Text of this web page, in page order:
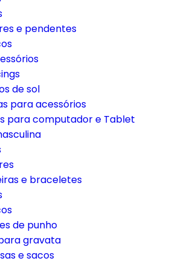
e pendentes
de sol
para acessórios
para computador e Tablet
e braceletes
de punho
gravata
e sacos